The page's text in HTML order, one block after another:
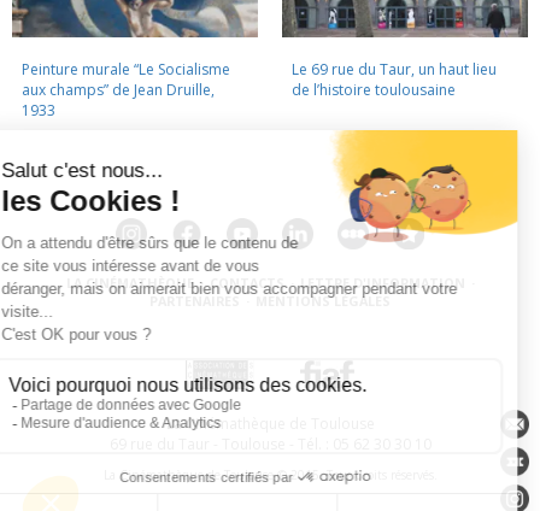
Peinture murale “Le Socialisme
aux champs” de Jean Druille,
1933
Le 69 rue du Taur, un haut lieu
de l’histoire toulousaine
LA CINÉMATHÈQUE · CONTACTS · LETTRE D'INFORMATION
PARTENAIRES · MENTIONS LÉGALES
La Cinémathèque de Toulouse
La Cinémathèque de Toulouse © 2015. Tous droits réservés.